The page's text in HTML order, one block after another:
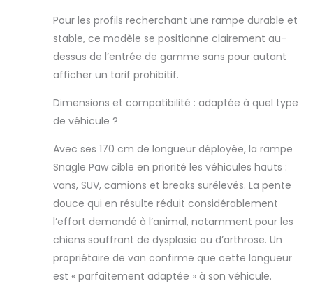
charge de
bebearing. La
lampe reste
stable pour que
vous puissiez
qu'elle va grimper
nécessite aucune
installation et est
La longueur de 170
cm permet un
meilleur
ajustement sous
tous les angles. La
charge sur les
articulations du
Pour les profils recherchant une rampe durable et
stable, ce modèle se positionne clairement au-
dessus de l’entrée de gamme sans pour autant
afficher un tarif prohibitif.
Dimensions et compatibilité : adaptée à quel type
de véhicule ?
Avec ses 170 cm de longueur déployée, la rampe
Snagle Paw cible en priorité les véhicules hauts :
vans, SUV, camions et breaks surélevés. La pente
douce qui en résulte réduit considérablement
l’effort demandé à l’animal, notamment pour les
chiens souffrant de dysplasie ou d’arthrose. Un
propriétaire de van confirme que cette longueur
est « parfaitement adaptée » à son véhicule.